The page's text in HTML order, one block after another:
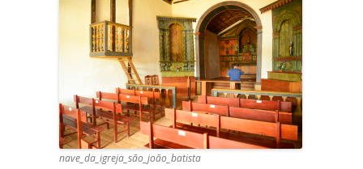
nave_da_igreja_são_joão_batista